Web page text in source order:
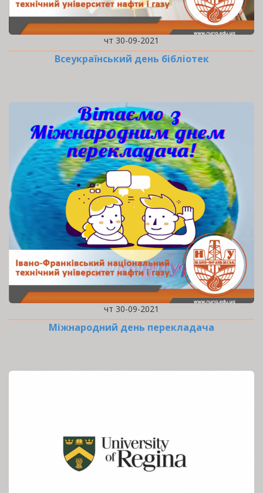
чт 30-09-2021
Всеукраїнський день бібліотек
чт 30-09-2021
Міжнародний день перекладача